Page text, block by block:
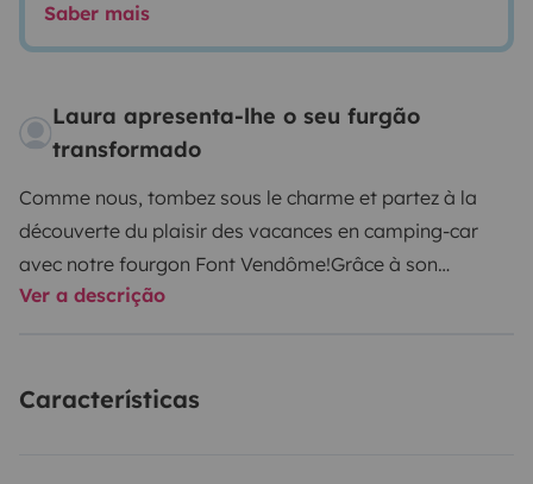
Saber mais
Laura apresenta-lhe o seu furgão
transformado
Comme nous, tombez sous le charme et partez à la
découverte du plaisir des vacances en camping-car
avec notre fourgon Font Vendôme!Grâce à son
deuxième lit amovible en superposition, il convient aux
pendant quelques jours.
Ver a descrição
Características